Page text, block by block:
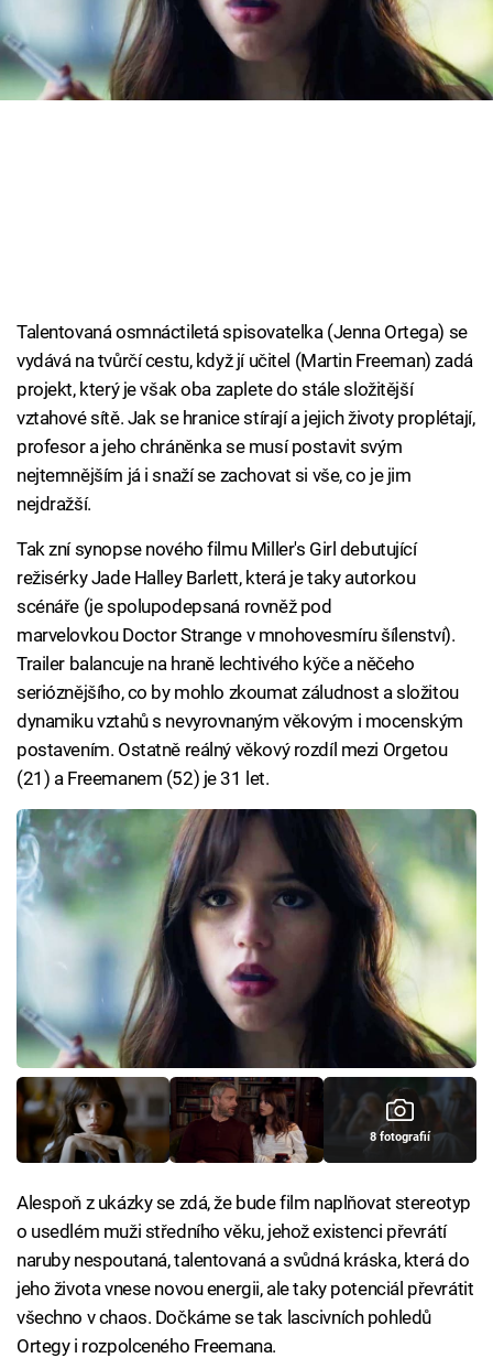
Cool Esport
Pořady
Sledujte nás
Talentovaná osmnáctiletá spisovatelka (Jenna Ortega) se
vydává na tvůrčí cestu, když jí učitel (Martin Freeman) zadá
projekt, který je však oba zaplete do stále složitější
vztahové sítě. Jak se hranice stírají a jejich životy proplétají,
profesor a jeho chráněnka se musí postavit svým
nejtemnějším já i snaží se zachovat si vše, co je jim
nejdražší.
Tak zní synopse nového filmu Miller's Girl debutující
režisérky Jade Halley Barlett, která je taky autorkou
scénáře (je spolupodepsaná rovněž pod
marvelovkou Doctor Strange v mnohovesmíru šílenství).
Trailer balancuje na hraně lechtivého kýče a něčeho
serióznějšího, co by mohlo zkoumat záludnost a složitou
dynamiku vztahů s nevyrovnaným věkovým i mocenským
postavením. Ostatně reálný věkový rozdíl mezi Orgetou
(21) a Freemanem (52) je 31 let.
8 fotografií
Alespoň z ukázky se zdá, že bude film naplňovat stereotyp
o usedlém muži středního věku, jehož existenci převrátí
naruby nespoutaná, talentovaná a svůdná kráska, která do
jeho života vnese novou energii, ale taky potenciál převrátit
všechno v chaos. Dočkáme se tak lascivních pohledů
Ortegy i rozpolceného Freemana.